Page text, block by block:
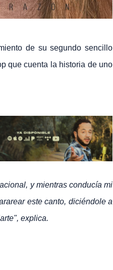
de su segundo sencillo
que cuenta la historia de uno
y mientras conducía mi
este canto, diciéndole a
explica.